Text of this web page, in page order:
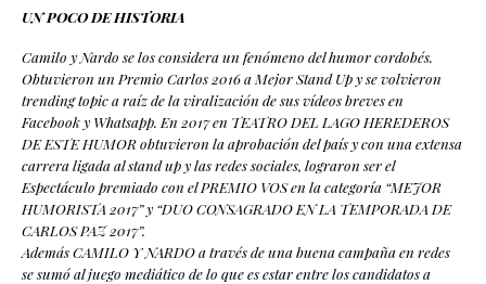
UN POCO DE HISTORIA
Camilo y Nardo se los considera un fenómeno del humor cordobés.
Obtuvieron un Premio Carlos 2016 a Mejor Stand Up y se volvieron
trending topic a raíz de la viralización de sus vídeos breves en
Facebook y Whatsapp. En 2017 en TEATRO DEL LAGO HEREDEROS
DE ESTE HUMOR obtuvieron la aprobación del país y con una extensa
carrera ligada al stand up y las redes sociales, lograron ser el
Espectáculo premiado con el PREMIO VOS en la categoría “MEJOR
HUMORISTA 2017” y “DUO CONSAGRADO EN LA TEMPORADA DE
CARLOS PAZ 2017”.
Además CAMILO Y NARDO a través de una buena campaña en redes
se sumó al juego mediático de lo que es estar entre los candidatos a